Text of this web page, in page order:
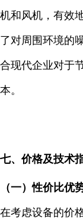
机和风机，有效
了对周围环境的
合现代企业对于
本。
七、价格及技术
（一）性价比优
在考虑设备的价